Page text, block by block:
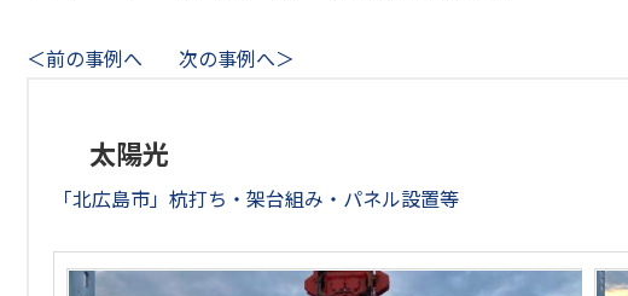
＜前の事例へ
次の事例へ＞
太陽光
「北広島市」杭打ち・架台組み・パネル設置等